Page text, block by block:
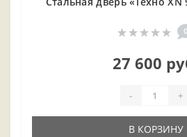
0
27 600
- +
В КОРЗИНУ